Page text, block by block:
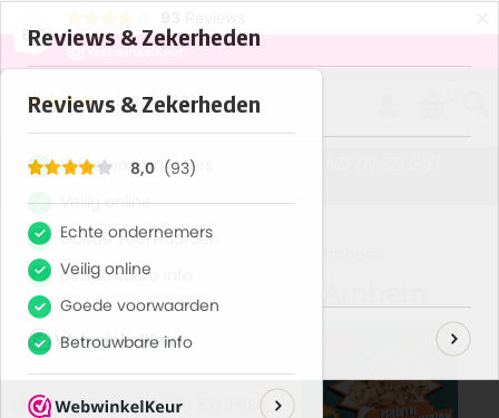
8,0
GRATIS BEZORGING IN NEDERLAND EN BELGIË!
Home
Double Vision Truffels in Arnhem
Wil je Double Vision magic
truffels kopen in Arnhem?
Hier op Magic Truffle Express